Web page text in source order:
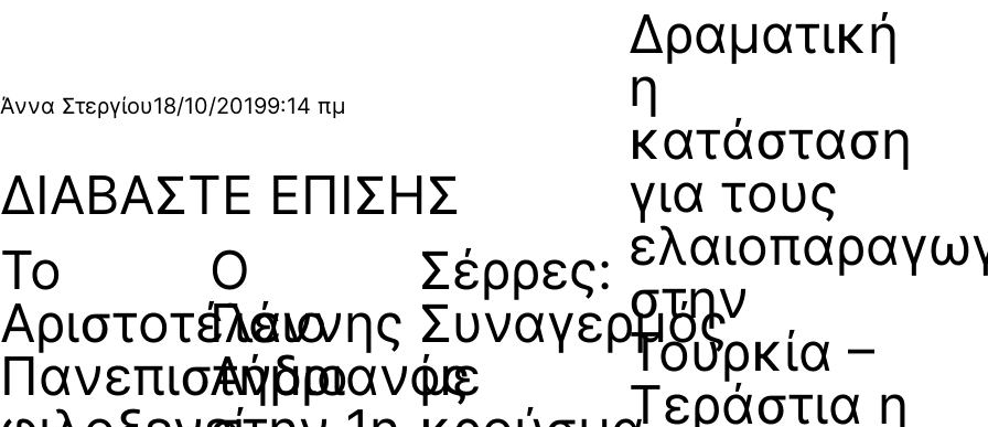
Άννα Στεργίου18/10/20199:14 πμ
ΔΙΑΒΑΣΤΕ ΕΠΙΣΗΣ
Το
Αριστοτέλειο
Πανεπιστήμιο
Ο
Γιάννης
Ανδριανός
Σέρρες:
Συναγερμός
με
Δραματική
η
κατάσταση
για τους
στην
Τουρκία –
Τεράστια η